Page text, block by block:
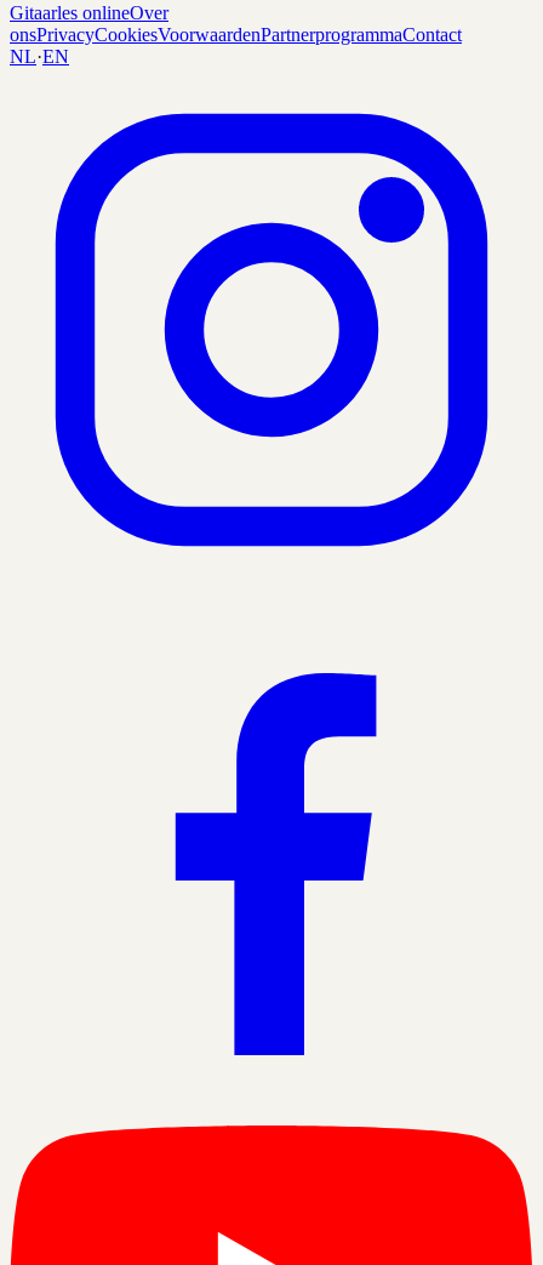
Gitaarles onlineOver
onsPrivacyCookiesVoorwaardenPartnerprogrammaContact
NL·EN